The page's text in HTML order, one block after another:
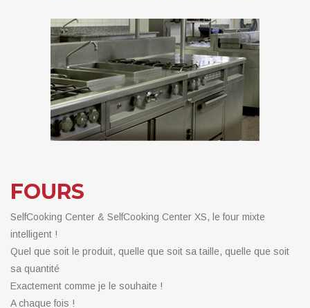
FOURS
SelfCooking Center & SelfCooking Center XS, le four mixte
intelligent !
Quel que soit le produit, quelle que soit sa taille, quelle que soit
sa quantité
Exactement comme je le souhaite !
A chaque fois !